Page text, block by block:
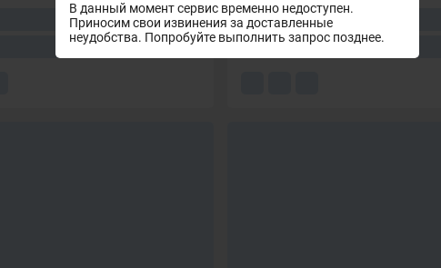
В данный момент сервис временно недоступен.
Приносим свои извинения за доставленные
неудобства. Попробуйте выполнить запрос позднее.